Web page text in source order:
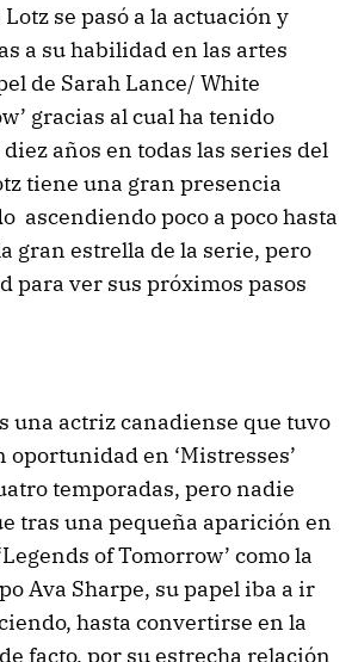
se pasó a la actuación y
a su habilidad en las artes
de Sarah Lance/ White
gracias al cual ha tenido
años en todas las series del
tiene una gran presencia
ascendiendo poco a poco hasta
gran estrella de la serie, pero
para ver sus próximos pasos
una actriz canadiense que tuvo
en ‘Mistresses’
temporadas, pero nadie
tras una pequeña aparición en
of Tomorrow’ como la
Ava Sharpe, su papel iba a ir
hasta convertirse en la
facto, por su estrecha relación